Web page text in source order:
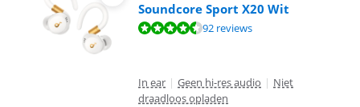
Soundcore Sport X20 Wit
Beoordeling is 8,8 van de 10, gebaseerd op 92 reviews.
92 reviews
In ear | Geen hi-res audio | Niet
draadloos opladen